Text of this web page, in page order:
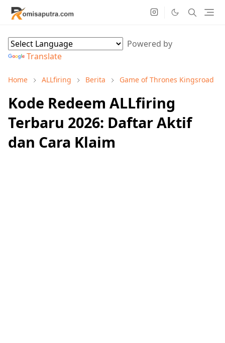
Powered by
Translate
Home ALLfiring Berita Game of Thrones Kingsroad
Kode Redeem ALLfiring
Terbaru 2026: Daftar Aktif
dan Cara Klaim